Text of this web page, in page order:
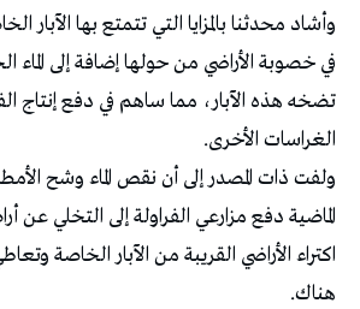
وأشاد محدثنا بالمزايا التي تتمتع بها الآبار
في خصوبة الأراضي من حولها إضافة إلى الماء
تضخه هذه الآبار، مما ساهم في دفع إنتاج
الغراسات الأخرى.
ولفت ذات المصدر إلى أن نقص الماء وشح
الماضية دفع مزارعي الفراولة إلى التخلي عن
اكتراء الأراضي القريبة من الآبار الخاصة
هناك.